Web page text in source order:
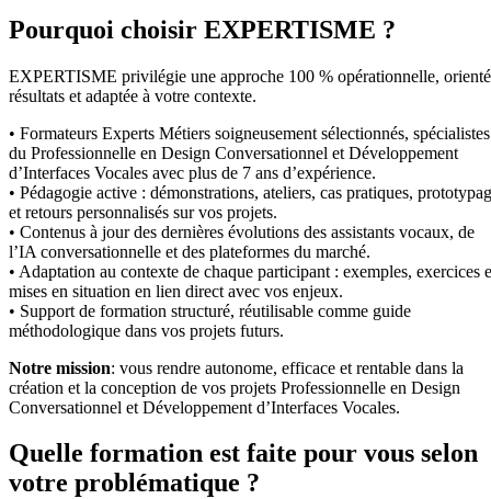
Pourquoi choisir EXPERTISME ?
EXPERTISME privilégie une approche 100 % opérationnelle,
résultats et adaptée à votre contexte.
• Formateurs Experts Métiers soigneusement sélectionnés, spécialistes
du Professionnelle en Design Conversationnel et Développement
d’Interfaces Vocales avec plus de 7 ans d’expérience.
• Pédagogie active : démonstrations, ateliers, cas pratiques,
et retours personnalisés sur vos projets.
• Contenus à jour des dernières évolutions des assistants vocaux, de
l’IA conversationnelle et des plateformes du marché.
• Adaptation au contexte de chaque participant : exemples, exercices
mises en situation en lien direct avec vos enjeux.
• Support de formation structuré, réutilisable comme guide
méthodologique dans vos projets futurs.
Notre mission: vous rendre autonome, efficace et rentable dans la
création et la conception de vos projets Professionnelle en Design
Conversationnel et Développement d’Interfaces Vocales.
Quelle formation est faite pour vous selon
votre problématique ?